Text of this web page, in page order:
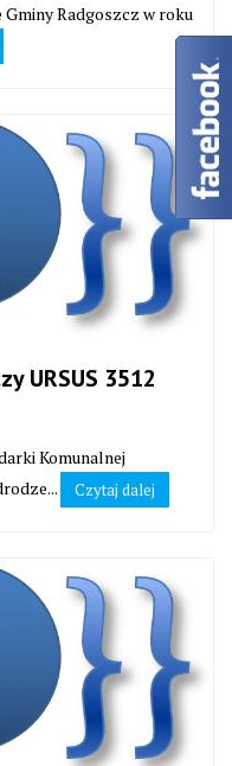
Radgoszcz w roku
URSUS 3512
Komunalnej
Czytaj dalej